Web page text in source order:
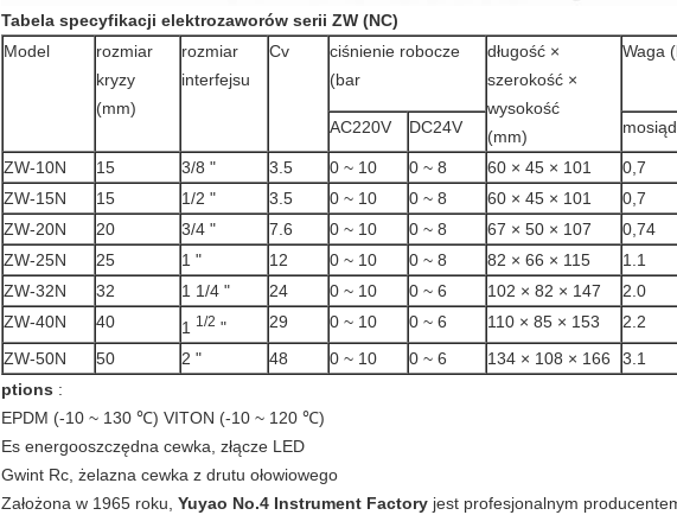
Tabela specyfikacji elektrozaworów serii ZW (NC)
Model
rozmiar
kryzy
(mm)
rozmiar
interfejsu
Cv
ciśnienie robocze
(bar
długość ×
szerokość ×
wysokość
(mm)
Waga
AC220V DC24V
ZW-10N 15 3/8 " 3.5 0 ~ 10 0 ~ 8 60 × 45 × 101 0,7
ZW-15N
15 1/2 " 3.5 0 ~ 10 0 ~ 8 60 × 45 × 101 0,7
ZW-20N
20 3/4 " 7.6 0 ~ 10 0 ~ 8 67 × 50 × 107 0,74
ZW-25N
25 1 " 12 0 ~ 10 0 ~ 8 82 × 66 × 115 1.1
ZW-32N
32 1 1/4 " 24 0 ~ 10 0 ~ 6 102 × 82 × 147 2.0
ZW-40N
40 1 1/2 " 29 0 ~ 10 0 ~ 6 110 × 85 × 153 2.2
ZW-50N
50 2 " 48 0 ~ 10 0 ~ 6 134 × 108 × 166 3.1
ptions :
EPDM (-10 ~ 130 ℃) VITON (-10 ~ 120 ℃)
Es energooszczędna cewka, złącze LED
Gwint Rc, żelazna cewka z drutu ołowiowego
Założona w 1965 roku, Yuyao No.4 Instrument Factory jest profesjonalnym